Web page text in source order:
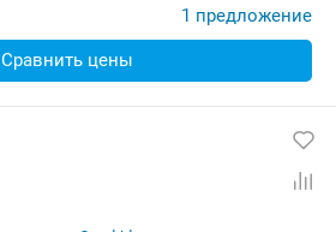
1 предложение
Сравнить цены